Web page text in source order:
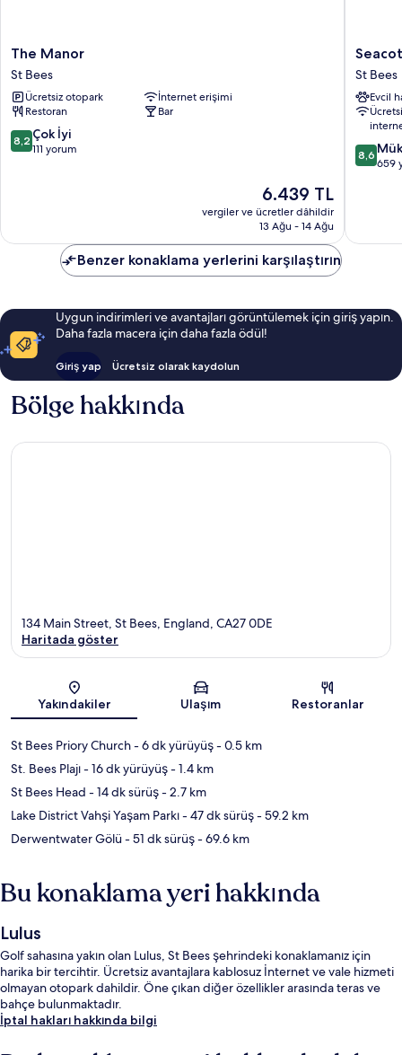
The
Manor
St
Bees
The Manor
St Bees
Ücretsiz otopark
İnternet erişimi
Restoran
Bar
10
üzerinden
8,2 Çok İyi
111 yorum
Güncel
fiyat:
6.439 TL
6.439 TL
vergiler ve ücretler dâhildir
13 Ağu - 14 Ağu
Seacote
Hotel
St
Bees
St Bees
Evcil
10
8,6
659
Benzer konaklama yerlerini karşılaştırın
Uygun indirimleri ve avantajları görüntülemek için giriş yapın.
Daha fazla macera için daha fazla ödül!
Giriş yap Ücretsiz olarak kaydolun
Bölge hakkında
Harita
134 Main Street, St Bees, England, CA27 0DE
Haritada göster
Yakındakiler Ulaşım Restoranlar
St Bees Priory Church- 6 dk yürüyüş- 0.5 km
St. Bees Plajı- 16 dk yürüyüş- 1.4 km
St Bees Head - 14 dk sürüş- 2.7 km
Lake District Vahşi Yaşam Parkı- 47 dk sürüş- 59.2 km
Derwentwater Gölü- 51 dk sürüş- 69.6 km
Bu konaklama yeri hakkında
Lulus
Golf sahasına yakın olan Lulus, St Bees şehrindeki konaklamanız için
harika bir tercihtir. Ücretsiz avantajlara kablosuz İnternet ve vale hizmeti
olmayan otopark dahildir. Öne çıkan diğer özellikler arasında teras ve
bahçe bulunmaktadır.
İptal hakları hakkında bilgi